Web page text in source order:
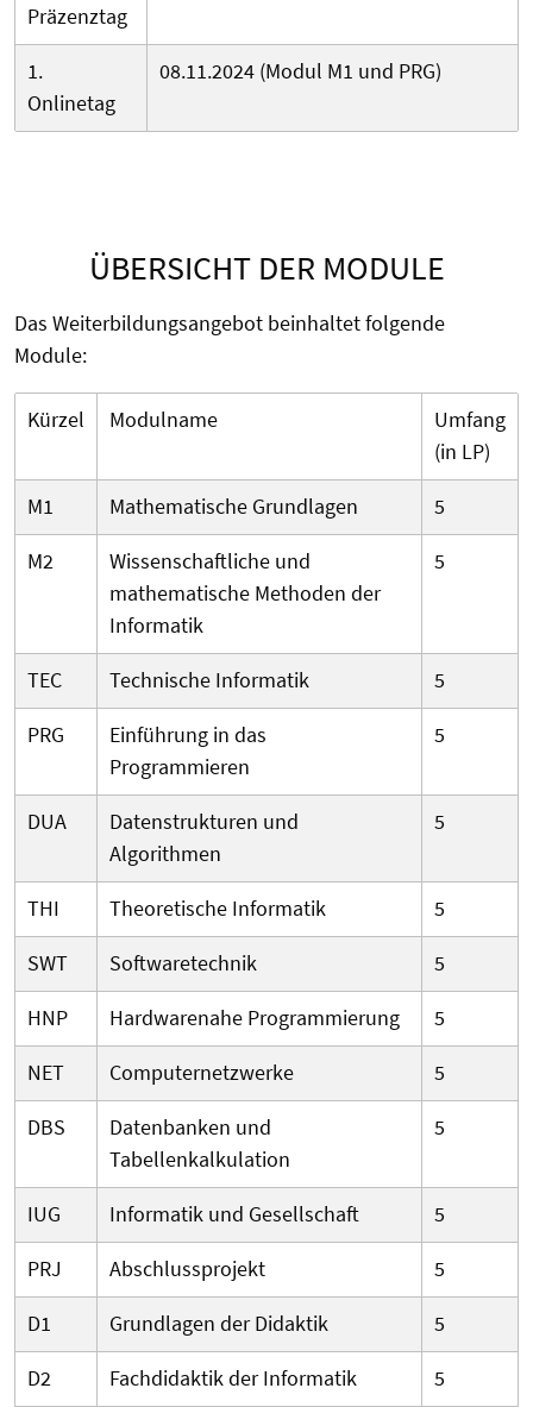
Präzenztag
1.
Onlinetag
08.11.2024 (Modul M1 und PRG)
ÜBERSICHT DER MODULE
Das Weiterbildungsangebot beinhaltet folgende
Module:
Kürzel Modulname
Umfang
(in LP)
M1
Mathematische Grundlagen
5
M2
Wissenschaftliche und
mathematische Methoden der
Informatik
5
TEC Technische Informatik
5
PRG
Einführung in das
Programmieren
5
DUA
Datenstrukturen und
Algorithmen
5
THI Theoretische Informatik
5
SWT
Softwaretechnik
5
HNP
Hardwarenahe Programmierung
5
NET
Computernetzwerke
5
DBS
Datenbanken und
Tabellenkalkulation
5
IUG Informatik und Gesellschaft
5
PRJ
Abschlussprojekt
5
D1
Grundlagen der Didaktik
5
D2
Fachdidaktik der Informatik 5